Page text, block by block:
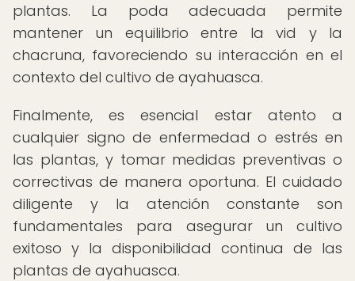
plantas. La poda adecuada permite
mantener un equilibrio entre la vid y la
chacruna, favoreciendo su interacción en el
contexto del cultivo de ayahuasca.
Finalmente, es esencial estar atento a
cualquier signo de enfermedad o estrés en
las plantas, y tomar medidas preventivas o
correctivas de manera oportuna. El cuidado
diligente y la atención constante son
fundamentales para asegurar un cultivo
exitoso y la disponibilidad continua de las
plantas de ayahuasca.